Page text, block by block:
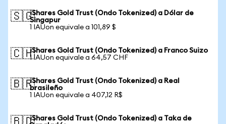
🇸🇬iShares Gold Trust (Ondo Tokenized) a Dólar de
Singapur
1 IAUon equivale a 101,89 $
🇨🇭iShares Gold Trust (Ondo Tokenized) a Franco Suizo
1 IAUon equivale a 64,57 CHF
🇧🇷iShares Gold Trust (Ondo Tokenized) a Real
brasileño
1 IAUon equivale a 407,12 R$
iShares Gold Trust (Ondo Tokenized) a Taka de